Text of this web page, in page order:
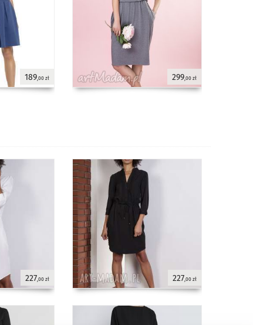
189,00 zł 299,00 zł
227,00 zł 227,00 zł